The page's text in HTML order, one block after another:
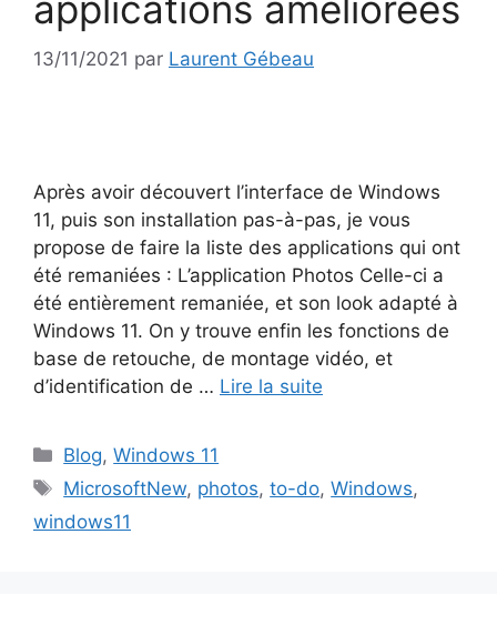
13/11/2021 par Laurent Gébeau
Après avoir découvert l’interface de Windows
11, puis son installation pas-à-pas, je vous
propose de faire la liste des applications qui ont
été remaniées : L’application Photos Celle-ci a
été entièrement remaniée, et son look adapté à
Windows 11. On y trouve enfin les fonctions de
base de retouche, de montage vidéo, et
d’identification de … Lire la suite
Catégories
Blog,Windows 11
Étiquettes
MicrosoftNew, photos,to-do,Windows,
windows11